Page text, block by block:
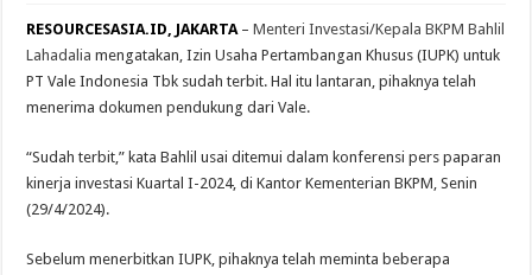
RESOURCESASIA.ID, JAKARTA –Menteri Investasi/Kepala BKPM Bahlil
Lahadalia mengatakan, Izin Usaha Pertambangan Khusus (IUPK) untuk
PT Vale Indonesia Tbk sudah terbit. Hal itu lantaran, pihaknya telah
menerima dokumen pendukung dari Vale.
“Sudah terbit,” kata Bahlil usai ditemui dalam konferensi pers paparan
kinerja investasi Kuartal I-2024, di Kantor Kementerian BKPM, Senin
(29/4/2024).
Sebelum menerbitkan IUPK, pihaknya telah meminta beberapa